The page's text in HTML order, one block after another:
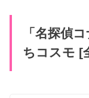
「名探偵
ちコスモ [